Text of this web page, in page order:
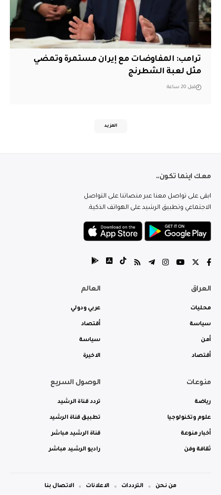
‏ترامب: المفاوضات مع إيران مستمرة وتمضي
مثل لعبة الشطرنج
قبل 20 ساعة
المزيد
معك اينما تكون..
ابقى على تواصل معنا عبر منصاتنا على التواصل
الاجتماعي وتطبيق الرشيد على الهواتف الذكية.
العراق
محليات
سياسة
أمن
أقتصاد
العالم
عربي ودولي
أقتصاد
سياسة
الاخيرة
منوعات
رياضة
علوم وتكنولوجيا
أخبار منوعة
ثقافة وفن
الوصول السريع
تردد قناة الرشيد
تطبيق قناة الرشيد
قناة الرشيد مباشر
راديو الرشيد مباشر
من نحن الترددات الاعلانات الاتصال بنا